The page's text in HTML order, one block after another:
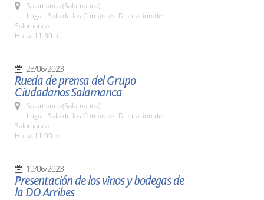
Salamanca (Salamanca)
Lugar: Sala de las Comarcas. Diputación de
Salamanca
Hora: 11:30 h.
23/06/2023
Rueda de prensa del Grupo
Ciudadanos Salamanca
Salamanca (Salamanca)
Lugar: Sala de las Comarcas. Diputación de
Salamanca
Hora: 11.00 h.
19/06/2023
Presentación de los vinos y bodegas de
la DO Arribes